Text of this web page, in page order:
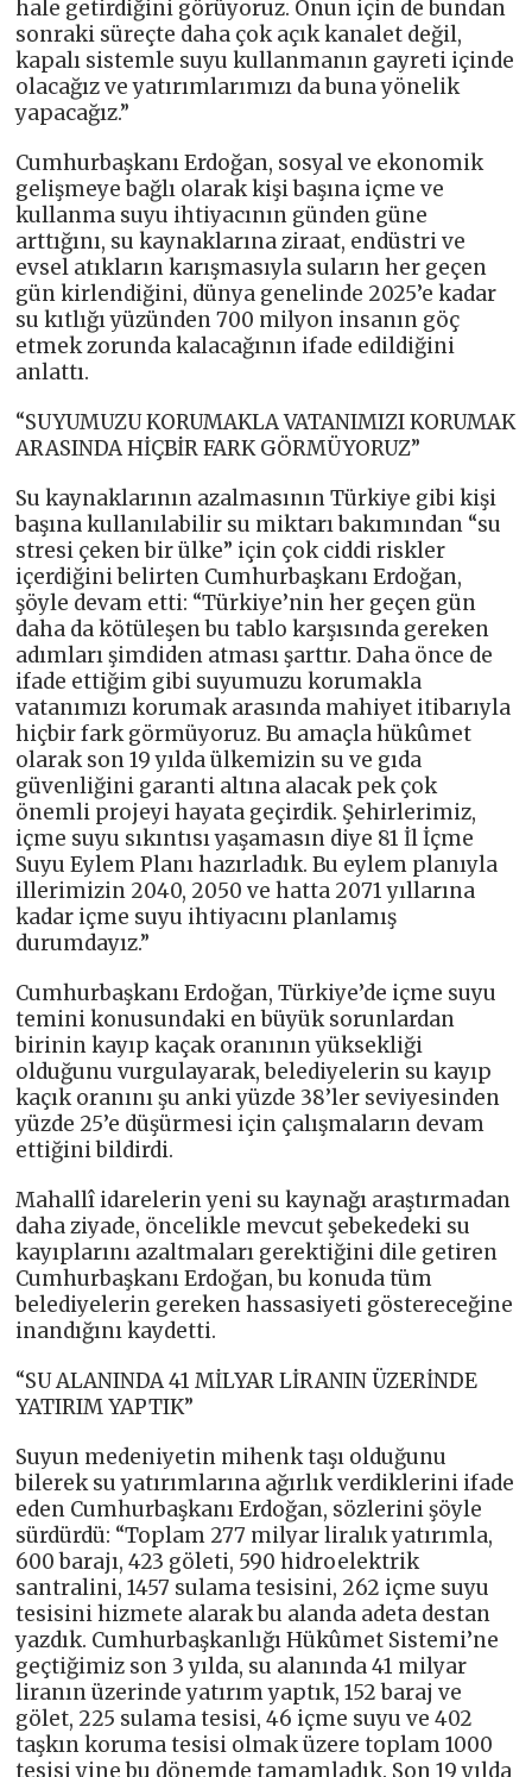
hale getirdiğini görüyoruz. Onun için de bundan
sonraki süreçte daha çok açık kanalet değil,
kapalı sistemle suyu kullanmanın gayreti içinde
olacağız ve yatırımlarımızı da buna yönelik
yapacağız.”
Cumhurbaşkanı Erdoğan, sosyal ve ekonomik
gelişmeye bağlı olarak kişi başına içme ve
kullanma suyu ihtiyacının günden güne
arttığını, su kaynaklarına ziraat, endüstri ve
evsel atıkların karışmasıyla suların her geçen
gün kirlendiğini, dünya genelinde 2025’e kadar
su kıtlığı yüzünden 700 milyon insanın göç
etmek zorunda kalacağının ifade edildiğini
anlattı.
“SUYUMUZU KORUMAKLA VATANIMIZI KORUMAK
ARASINDA HİÇBİR FARK GÖRMÜYORUZ”
Su kaynaklarının azalmasının Türkiye gibi kişi
başına kullanılabilir su miktarı bakımından “su
stresi çeken bir ülke” için çok ciddi riskler
içerdiğini belirten Cumhurbaşkanı Erdoğan,
şöyle devam etti: “Türkiye’nin her geçen gün
daha da kötüleşen bu tablo karşısında gereken
adımları şimdiden atması şarttır. Daha önce de
ifade ettiğim gibi suyumuzu korumakla
vatanımızı korumak arasında mahiyet itibarıyla
hiçbir fark görmüyoruz. Bu amaçla hükûmet
olarak son 19 yılda ülkemizin su ve gıda
güvenliğini garanti altına alacak pek çok
önemli projeyi hayata geçirdik. Şehirlerimiz,
içme suyu sıkıntısı yaşamasın diye 81 İl İçme
Suyu Eylem Planı hazırladık. Bu eylem planıyla
illerimizin 2040, 2050 ve hatta 2071 yıllarına
kadar içme suyu ihtiyacını planlamış
durumdayız.”
Cumhurbaşkanı Erdoğan, Türkiye’de içme suyu
temini konusundaki en büyük sorunlardan
birinin kayıp kaçak oranının yüksekliği
olduğunu vurgulayarak, belediyelerin su kayıp
kaçık oranını şu anki yüzde 38’ler seviyesinden
yüzde 25’e düşürmesi için çalışmaların devam
ettiğini bildirdi.
Mahallî idarelerin yeni su kaynağı araştırmadan
daha ziyade, öncelikle mevcut şebekedeki su
kayıplarını azaltmaları gerektiğini dile getiren
Cumhurbaşkanı Erdoğan, bu konuda tüm
belediyelerin gereken hassasiyeti göstereceğine
inandığını kaydetti.
“SU ALANINDA 41 MİLYAR LİRANIN ÜZERİNDE
YATIRIM YAPTIK”
Suyun medeniyetin mihenk taşı olduğunu
bilerek su yatırımlarına ağırlık verdiklerini ifade
eden Cumhurbaşkanı Erdoğan, sözlerini şöyle
sürdürdü: “Toplam 277 milyar liralık yatırımla,
600 barajı, 423 göleti, 590 hidroelektrik
santralini, 1457 sulama tesisini, 262 içme suyu
tesisini hizmete alarak bu alanda adeta destan
yazdık. Cumhurbaşkanlığı Hükûmet Sistemi’ne
geçtiğimiz son 3 yılda, su alanında 41 milyar
liranın üzerinde yatırım yaptık, 152 baraj ve
gölet, 225 sulama tesisi, 46 içme suyu ve 402
taşkın koruma tesisi olmak üzere toplam 1000
tesisi yine bu dönemde tamamladık. Son 19 yılda